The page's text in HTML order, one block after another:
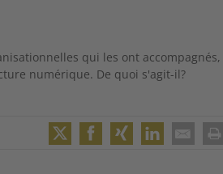
qui les ont accompagnés,
numérique. De quoi s'agit-il?